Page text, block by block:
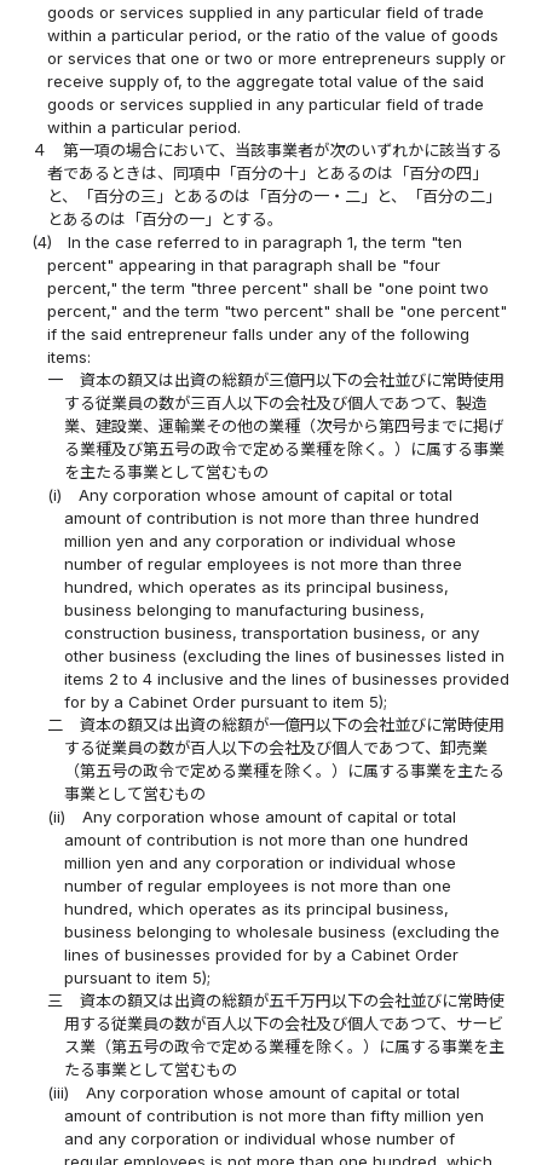
goods or services supplied in any particular field of trade
within a particular period, or the ratio of the value of goods
or services that one or two or more entrepreneurs supply or
receive supply of, to the aggregate total value of the said
goods or services supplied in any particular field of trade
within a particular period.
４
第一項の場合において、当該事業者が次のいずれかに該当する
者であるときは、同項中「百分の十」とあるのは「百分の四」
と、「百分の三」とあるのは「百分の一・二」と、「百分の二」
とあるのは「百分の一」とする。
(4)
In the case referred to in paragraph 1, the term "ten
percent" appearing in that paragraph shall be "four
percent," the term "three percent" shall be "one point two
percent," and the term "two percent" shall be "one percent"
if the said entrepreneur falls under any of the following
items:
一
資本の額又は出資の総額が三億円以下の会社並びに常時使用
する従業員の数が三百人以下の会社及び個人であつて、製造
業、建設業、運輸業その他の業種（次号から第四号までに掲げ
る業種及び第五号の政令で定める業種を除く。）に属する事業
を主たる事業として営むもの
(i)
Any corporation whose amount of capital or total
amount of contribution is not more than three hundred
million yen and any corporation or individual whose
number of regular employees is not more than three
hundred, which operates as its principal business,
business belonging to manufacturing business,
construction business, transportation business, or any
other business (excluding the lines of businesses listed in
items 2 to 4 inclusive and the lines of businesses provided
for by a Cabinet Order pursuant to item 5);
二
資本の額又は出資の総額が一億円以下の会社並びに常時使用
する従業員の数が百人以下の会社及び個人であつて、卸売業
（第五号の政令で定める業種を除く。）に属する事業を主たる
事業として営むもの
(ii)
Any corporation whose amount of capital or total
amount of contribution is not more than one hundred
million yen and any corporation or individual whose
number of regular employees is not more than one
hundred, which operates as its principal business,
business belonging to wholesale business (excluding the
lines of businesses provided for by a Cabinet Order
pursuant to item 5);
三
資本の額又は出資の総額が五千万円以下の会社並びに常時使
用する従業員の数が百人以下の会社及び個人であつて、サービ
ス業（第五号の政令で定める業種を除く。）に属する事業を主
たる事業として営むもの
(iii)
Any corporation whose amount of capital or total
amount of contribution is not more than fifty million yen
and any corporation or individual whose number of